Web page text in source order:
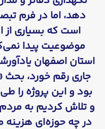
دهد، اما در فرم
است که بسیاری از
موضوعیت پیدا
استان اصفهان
جاری رقم خورد، بحث
بود و این پروژه را
و تلاش کردیم به